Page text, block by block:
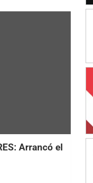
Arrancó el